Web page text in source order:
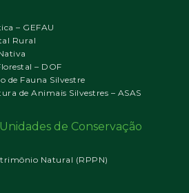
– GEFAU
Rural
– DOF
de Fauna Silvestre
de Animais Silvestres – ASAS
de Conservação
Natural (RPPN)